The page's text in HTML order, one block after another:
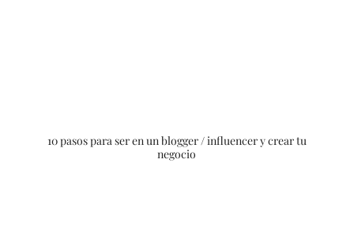
10 pasos para ser en un blogger / influencer y crear tu
negocio